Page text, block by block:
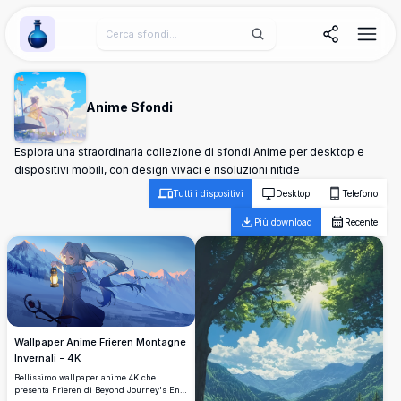
Wallpaper Alchemy
Anime Sfondi
Esplora una straordinaria collezione di sfondi Anime per desktop e
dispositivi mobili, con design vivaci e risoluzioni nitide
Tutti i dispositivi Desktop Telefono
Più download Recente
Wallpaper Anime Frieren Montagne
Invernali - 4K
Bellissimo wallpaper anime 4K che
presenta Frieren di Beyond Journey's End